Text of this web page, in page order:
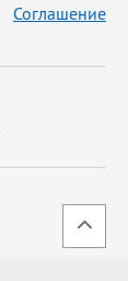
Соглашение